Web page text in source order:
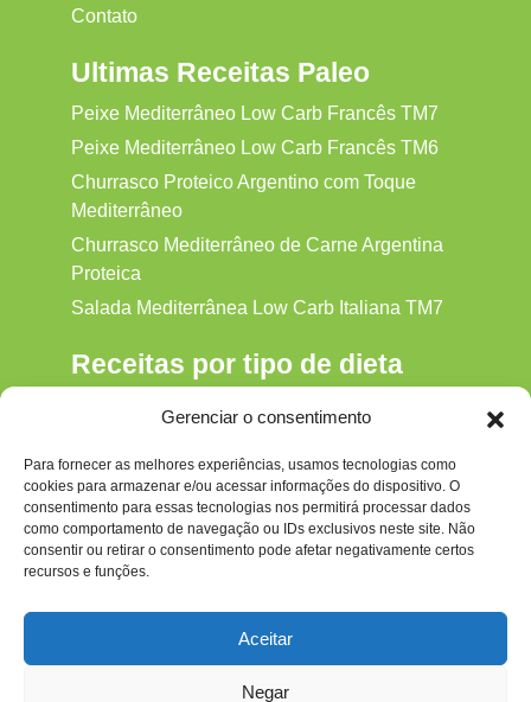
Gerenciar o consentimento
Para fornecer as melhores experiências, usamos tecnologias como
cookies para armazenar e/ou acessar informações do dispositivo. O
consentimento para essas tecnologias nos permitirá processar dados
como comportamento de navegação ou IDs exclusivos neste site. Não
consentir ou retirar o consentimento pode afetar negativamente certos
recursos e funções.
Aceitar
Negar
Contato
Ultimas Receitas Paleo
Peixe Mediterrâneo Low Carb Francês TM7
Peixe Mediterrâneo Low Carb Francês TM6
Churrasco Proteico Argentino com Toque
Mediterrâneo
Churrasco Mediterrâneo de Carne Argentina
Proteica
Salada Mediterrânea Low Carb Italiana TM7
Receitas por tipo de dieta
Gluten‑free
Hipocalórica
Low Carb
Nenhum
Paleo